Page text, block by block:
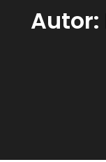
Autor: